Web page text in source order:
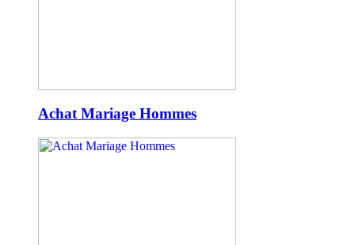
Achat Mariage Hommes